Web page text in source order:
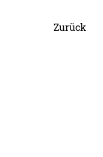
Zurück